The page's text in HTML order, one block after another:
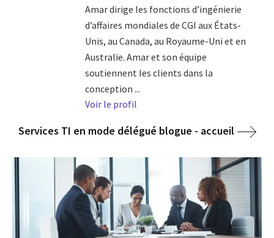
Amar dirige les fonctions d’ingénierie
d’affaires mondiales de CGI aux États-
Unis, au Canada, au Royaume-Uni et en
Australie. Amar et son équipe
soutiennent les clients dans la
conception ...
Voir le profil
Services TI en mode délégué blogue - accueil